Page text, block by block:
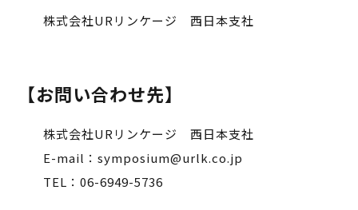
株式会社URリンケージ 西日本支社
【お問い合わせ先】
株式会社URリンケージ 西日本支社
E-mail：symposium@urlk.co.jp
TEL：06-6949-5736